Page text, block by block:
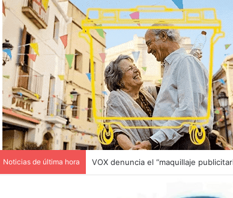
Noticias de última hora VOX denuncia el “maquillaje